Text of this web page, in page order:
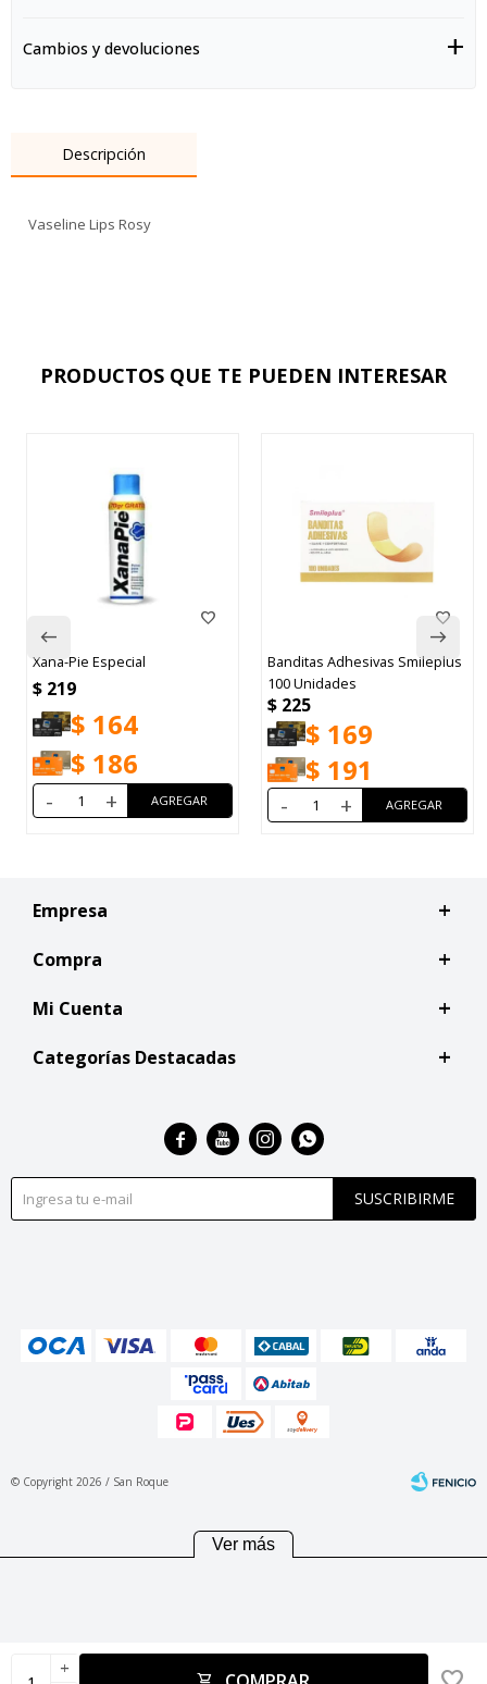
add
Cambios y devoluciones
Descripción
Vaseline Lips Rosy
PRODUCTOS QUE TE PUEDEN INTERESAR
Xana-Pie Especial
$ 219
$ 164
$ 186
- +
Banditas Adhesivas Smileplus
100 Unidades
$ 225
$ 169
$ 191
- +
Empresa
Compra
Mi Cuenta
Categorías Destacadas
SUSCRIBIRME
   
© Copyright 2026 / San Roque
Ver más